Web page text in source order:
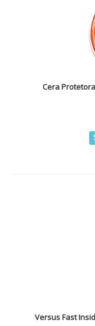
Cera
Versus Fast